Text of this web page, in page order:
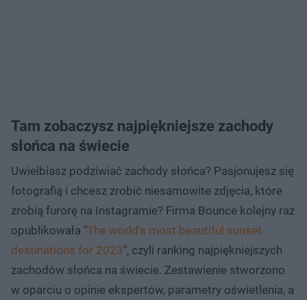
Tam zobaczysz najpiękniejsze zachody
słońca na świecie
Uwielbiasz podziwiać zachody słońca? Pasjonujesz się
fotografią i chcesz zrobić niesamowite zdjęcia, które
zrobią furorę na Instagramie? Firma Bounce kolejny raz
opublikowała "The world’s most beautiful sunset
destinations for 2023", czyli ranking najpiękniejszych
zachodów słońca na świecie. Zestawienie stworzono
w oparciu o opinie ekspertów, parametry oświetlenia, a